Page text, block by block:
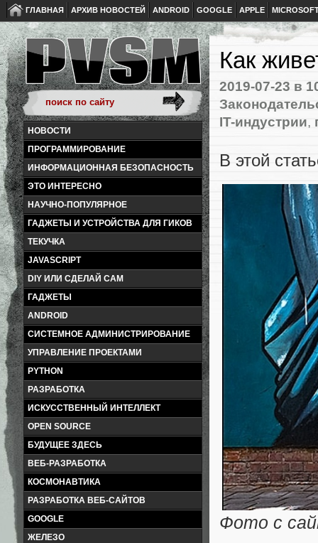
ГЛАВНАЯ АРХИВ НОВОСТЕЙ ANDROID GOOGLE APPLE
НОВОСТИ
ПРОГРАММИРОВАНИЕ
ИНФОРМАЦИОННАЯ БЕЗОПАСНОСТЬ
ЭТО ИНТЕРЕСНО
НАУЧНО-ПОПУЛЯРНОЕ
ГАДЖЕТЫ И УСТРОЙСТВА ДЛЯ ГИКОВ
ТЕКУЧКА
JAVASCRIPT
DIY ИЛИ СДЕЛАЙ САМ
ГАДЖЕТЫ
ANDROID
СИСТЕМНОЕ АДМИНИСТРИРОВАНИЕ
УПРАВЛЕНИЕ ПРОЕКТАМИ
PYTHON
РАЗРАБОТКА
ИСКУССТВЕННЫЙ ИНТЕЛЛЕКТ
OPEN SOURCE
БУДУЩЕЕ ЗДЕСЬ
ВЕБ-РАЗРАБОТКА
КОСМОНАВТИКА
РАЗРАБОТКА ВЕБ-САЙТОВ
GOOGLE
ЖЕЛЕЗО
Как
2019-07-23 в
IT-индустрии,
В этой
Фото с